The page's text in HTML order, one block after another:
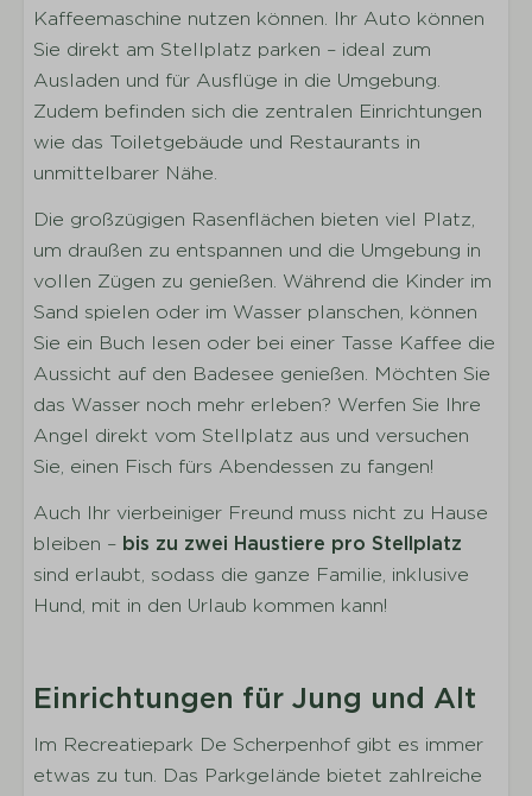
Kaffeemaschine nutzen können. Ihr Auto können
Sie direkt am Stellplatz parken – ideal zum
Ausladen und für Ausflüge in die Umgebung.
Zudem befinden sich die zentralen Einrichtungen
wie das Toiletgebäude und Restaurants in
unmittelbarer Nähe.
Die großzügigen Rasenflächen bieten viel Platz,
um draußen zu entspannen und die Umgebung in
vollen Zügen zu genießen. Während die Kinder im
Sand spielen oder im Wasser planschen, können
Sie ein Buch lesen oder bei einer Tasse Kaffee die
Aussicht auf den Badesee genießen. Möchten Sie
das Wasser noch mehr erleben? Werfen Sie Ihre
Angel direkt vom Stellplatz aus und versuchen
Sie, einen Fisch fürs Abendessen zu fangen!
Auch Ihr vierbeiniger Freund muss nicht zu Hause
bleiben – bis zu zwei Haustiere pro Stellplatz
sind erlaubt, sodass die ganze Familie, inklusive
Hund, mit in den Urlaub kommen kann!
Einrichtungen für Jung und Alt
Im Recreatiepark De Scherpenhof gibt es immer
etwas zu tun. Das Parkgelände bietet zahlreiche